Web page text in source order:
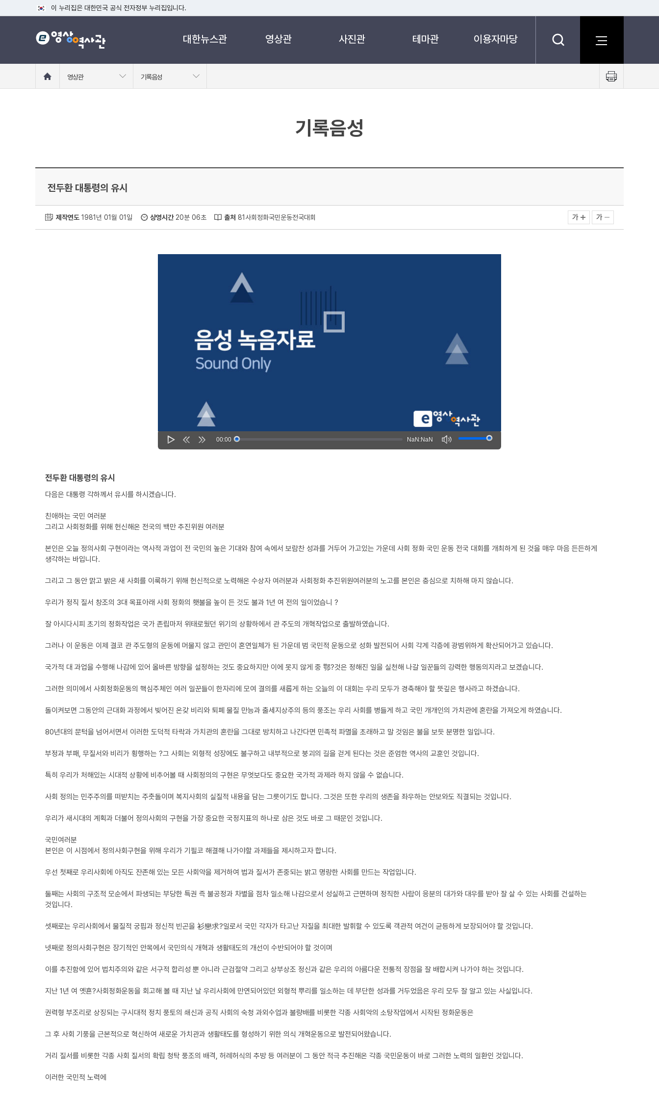
이 누리집은 대한민국 공식 전자정부 누리집입니다.
공식 누리집 주소 확인하기
go.kr 주소를 사용하는 누리집은 대한민국 정부기관이 관리하는 누리집입니다.
대한뉴스관 영상관 사진관 테마관 이용자마당
로
영상관 기록음성
트
기록음성
전두환 대통령의 유시
제작연도 1981년 01월 01일 상영시간20분 06초 출처 81사회정화국민운동전국대회 가 가
전두환 대통령의 유시
다음은 대통령 각하께서 유시를 하시겠습니다.
친애하는 국민 여러분
그리고 사회정화를 위해 헌신해온 전국의 백만 추진위원 여러분
본인은 오늘 정의사회 구현이라는 역사적 과업이 전 국민의 높은 기대와 참여 속에서 보람찬 성과를 거두어 가고있는 가운데 사회 정화 국민 운동 전국 대회를 개최하게 된 것을 매우 마음 든든하게
생각하는 바입니다.
그리고 그 동안 맑고 밝은 새 사회를 이룩하기 위해 헌신적으로 노력해온 수상자 여러분과 사회정화 추진위원여러분의 노고를 본인은 충심으로 치하해 마지 않습니다.
우리가 정직 질서 창조의 3대 목표아래 사회 정화의 횃불을 높이 든 것도 불과 1년 여 전의 일이었습니 ?
잘 아시다시피 초기의 정화작업은 국가 존립마저 위태로웠던 위기의 상황하에서 관 주도의 개혁작업으로 출발하였습니다.
그러나 이 운동은 이제 결코 관 주도형의 운동에 머물지 않고 관민이 혼연일체가 된 가운데 범 국민적 운동으로 성화 발전되어 사회 각계 각층에 광범위하게 확산되어가고 있습니다.
국가적 대 과업을 수행해 나감에 있어 올바른 방향을 설정하는 것도 중요하지만 이에 못지 않게 중 鄂?것은 정해진 일을 실천해 나갈 일꾼들의 강력한 행동의지라고 보겠습니다.
그러한 의미에서 사회정화운동의 핵심주체인 여러 일꾼들이 한자리에 모여 결의를 새롭게 하는 오늘의 이 대회는 우리 모두가 경축해야 할 뜻깊은 행사라고 하겠습니다.
돌이켜보면 그동안의 근대화 과정에서 빚어진 온갖 비리와 퇴폐 물질 만능과 출세지상주의 등의 풍조는 우리 사회를 병들게 하고 국민 개개인의 가치관에 혼란을 가져오게 하였습니다.
80년대의 문턱을 넘어서면서 이러한 도덕적 타락과 가치관의 혼란을 그대로 방치하고 나간다면 민족적 파멸을 초래하고 말 것임은 불을 보듯 분명한 일입니다.
부정과 부패, 무질서와 비리가 횡행하는 ?그 사회는 외형적 성장에도 불구하고 내부적으로 붕괴의 길을 걷게 된다는 것은 준엄한 역사의 교훈인 것입니다.
특히 우리가 처해있는 시대적 상황에 비추어볼 때 사회정의의 구현은 무엇보다도 중요한 국가적 과제라 하지 않을 수 없습니다.
사회 정의는 민주주의를 떠받치는 주춧돌이며 복지사회의 실질적 내용을 담는 그릇이기도 합니다. 그것은 또한 우리의 생존을 좌우하는 안보와도 직결되는 것입니다.
우리가 새시대의 계획과 더불어 정의사회의 구현을 가장 중요한 국정지표의 하나로 삼은 것도 바로 그 때문인 것입니다.
국민여러분
본인은 이 시점에서 정의사회구현을 위해 우리가 기필코 해결해 나가야할 과제들을 제시하고자 합니다.
우선 첫째로 우리사회에 아직도 잔존해 있는 모든 사회악을 제거하여 법과 질서가 존중되는 밝고 명랑한 사회를 만드는 작업입니다.
둘째는 사회의 구조적 모순에서 파생되는 부당한 특권 즉 불공정과 차별을 점차 일소해 나감으로서 성실하고 근면하며 정직한 사람이 응분의 대가와 대우를 받아 잘 살 수 있는 사회를 건설하는
것입니다.
셋째로는 우리사회에서 물질적 궁핍과 정신적 빈곤을 衫戀求?일로서 국민 각자가 타고난 자질을 최대한 발휘할 수 있도록 객관적 여건이 균등하게 보장되어야 할 것입니다.
넷째로 정의사회구현은 장기적인 안목에서 국민의식 개혁과 생활태도의 개선이 수반되어야 할 것이며
이를 추진함에 있어 법치주의와 같은 서구적 합리성 뿐 아니라 근검절약 그리고 상부상조 정신과 같은 우리의 아름다운 전통적 장점을 잘 배합시켜 나가야 하는 것입니다.
지난 1년 여 옛횬?사회정화운동을 회고해 볼 때 지난 날 우리사회에 만연되어있던 외형적 뿌리를 일소하는 데 부단한 성과를 거두었음은 우리 모두 잘 알고 있는 사실입니다.
권력형 부조리로 상징되는 구시대적 정치 풍토의 쇄신과 공직 사회의 숙청 과외수업과 불량배를 비롯한 각종 사회악의 소탕작업에서 시작된 정화운동은
그 후 사회 기풍을 근본적으로 혁신하여 새로운 가치관과 생활태도를 형성하기 위한 의식 개혁운동으로 발전되어왔습니다.
거리 질서를 비롯한 각종 사회 질서의 확립 청탁 풍조의 배격, 허례허식의 추방 등 여러분이 그 동안 적극 추진해온 각종 국민운동이 바로 그러한 노력의 일환인 것입니다.
이러한 국민적 노력에